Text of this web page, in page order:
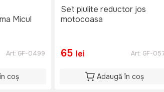
Micul
Art: GF-0499
coș
Set piulite reductor jos
motocoasa
65 lei Art: GF-
Adaugă în coș